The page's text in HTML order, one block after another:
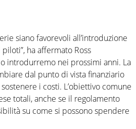
siano favorevoli all’introduzione
ha affermato Ross
introdurremo nei prossimi anni. La
dal punto di vista finanziario
i costi. L’obiettivo comune
totali, anche se il regolamento
su come si possono spendere